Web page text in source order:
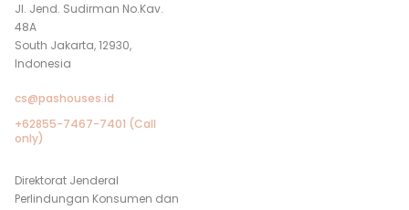
Jl. Jend. Sudirman No.Kav.
48A
South Jakarta, 12930,
Indonesia
cs@pashouses.id
+62855-7467-7401 (Call
only)
Direktorat Jenderal
Perlindungan Konsumen dan